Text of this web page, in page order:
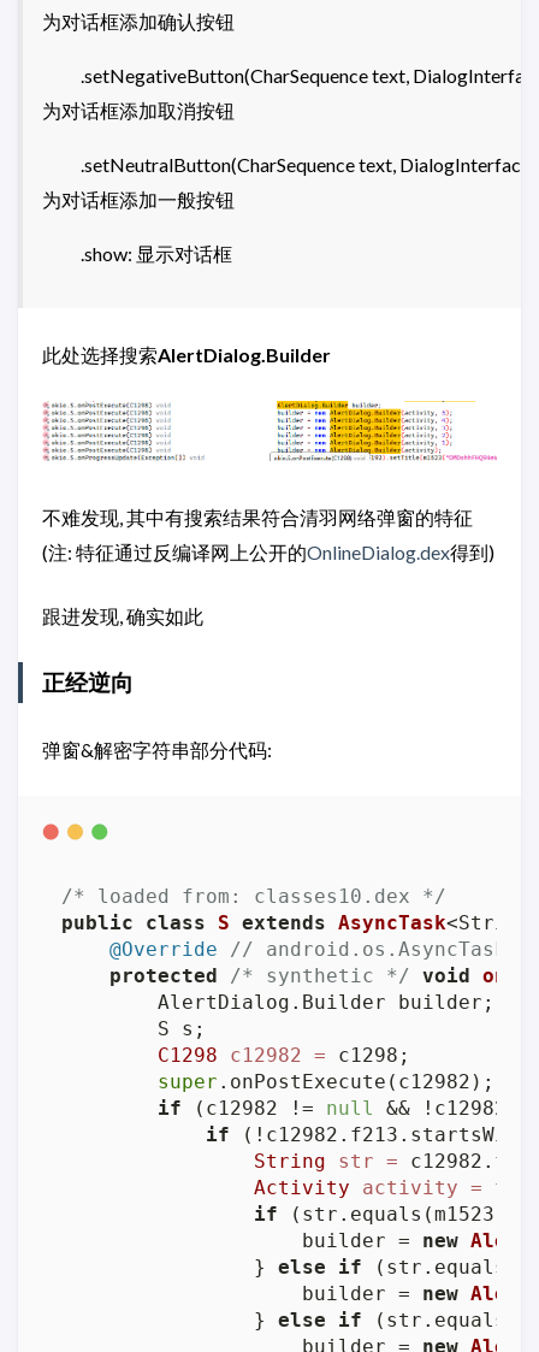
为对话框添加确认按钮
.setNegativeButton(CharSequence text,
为对话框添加取消按钮
.setNeutralButton(CharSequence text,
为对话框添加一般按钮
.show: 显示对话框
此处选择搜索AlertDialog.Builder
不难发现, 其中有搜索结果符合清羽网络弹窗的特征
(注: 特征通过反编译网上公开的OnlineDialog.dex得到)
跟进发现, 确实如此
正经逆向
弹窗&解密字符串部分代码:
/* loaded from: classes10.dex */
public
class S extends AsyncTask
@Override
// android.os.AsyncTask
protected
/* synthetic */ void
        AlertDialog.Builder builder;
        S s;
C1298
c12982 = c1298;
super .onPostExecute(c12982);
if (c12982 != null
&&
if
String
str =
Activity
activity =
if (str.equals(m1523(
                    builder =
new
                }
else if
                    builder =
new
                }
else if
                    builder =
new